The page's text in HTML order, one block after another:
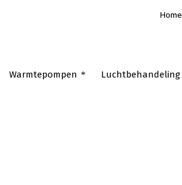
Home
Warmtepompen Luchtbehandeling